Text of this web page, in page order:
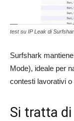
test su IP Leak di
Surfshark
Mode), ideale per
contesti lavorativi
Si tratta